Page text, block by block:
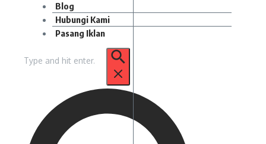
Blog
Hubungi Kami
Pasang Iklan
untuk: